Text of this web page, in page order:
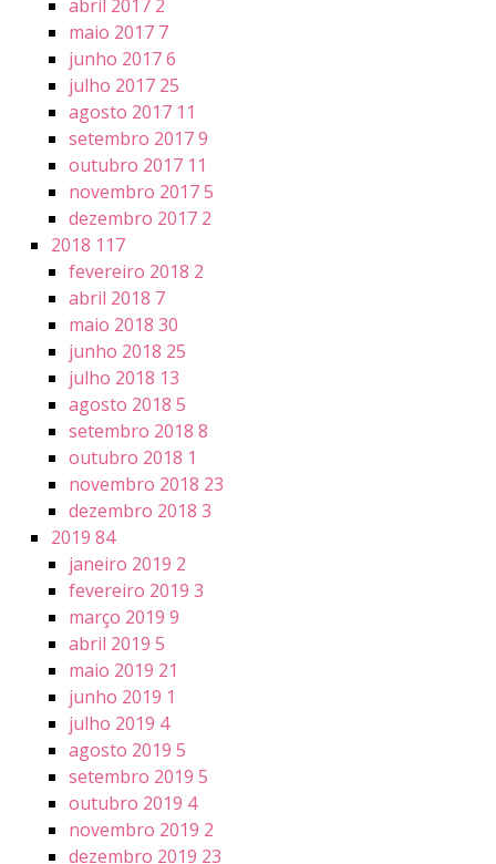
abril 2017 2
maio 2017 7
junho 20176
julho 2017 25
agosto 2017 11
setembro 20179
outubro 2017 11
novembro 20175
dezembro 2017 2
2018 117
fevereiro 2018 2
abril 2018 7
maio 2018 30
junho 2018 25
julho 2018 13
agosto 2018 5
setembro 2018 8
outubro 2018 1
novembro 2018 23
dezembro 2018 3
2019 84
janeiro 2019 2
fevereiro 2019 3
março 2019 9
abril 2019 5
maio 2019 21
junho 2019 1
julho 2019 4
agosto 2019 5
setembro 2019 5
outubro 2019 4
novembro 2019 2
dezembro 2019 23